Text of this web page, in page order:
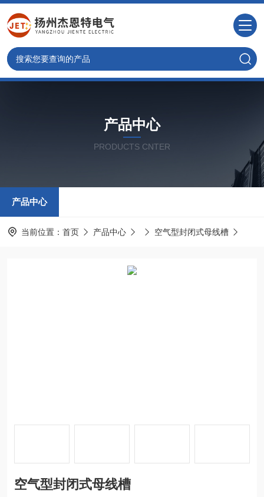
产品中心
PRODUCTS CNTER
产品中心
当前位置： 首页 产品中心 空气型封闭式母线槽
空气型封闭式母线槽